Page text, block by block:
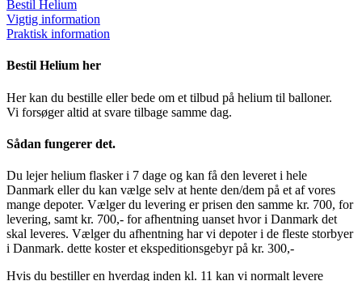
Bestil Helium
Vigtig information
Praktisk information
Bestil Helium her
Her kan du bestille eller bede om et tilbud på helium til balloner.
Vi forsøger altid at svare tilbage samme dag.
Sådan fungerer det.
Du lejer helium flasker i 7 dage og kan få den leveret i hele
Danmark eller du kan vælge selv at hente den/dem på et af vores
mange depoter. Vælger du levering er prisen den samme kr. 700, for
levering, samt kr. 700,- for afhentning uanset hvor i Danmark det
skal leveres. Vælger du afhentning har vi depoter i de fleste storbyer
i Danmark. dette koster et ekspeditionsgebyr på kr. 300,-
Hvis du bestiller en hverdag inden kl. 11 kan vi normalt levere